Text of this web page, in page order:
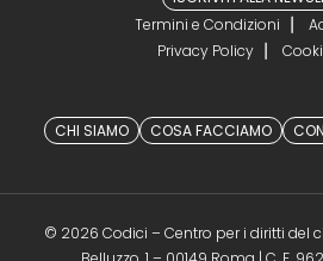
Termini e Condizioni
Privacy Policy
CHI SIAMO COSA FACCIAMO
© 2026 Codici – Centro per i diritti del